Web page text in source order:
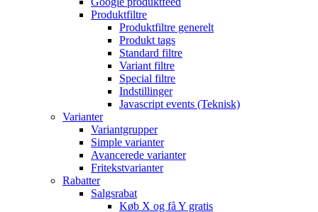
Produktfiltre
Produktfiltre generelt
Produkt tags
Standard filtre
Variant filtre
Special filtre
Indstillinger
Javascript events (Teknisk)
Varianter
Variantgrupper
Simple varianter
Avancerede varianter
Fritekstvarianter
Rabatter
Salgsrabat
Køb X og få Y gratis